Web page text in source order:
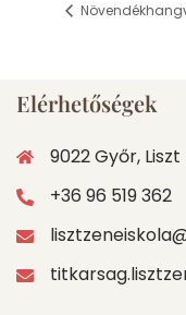
Elérhetőségek
9022 Győr,
+36 96 519 362